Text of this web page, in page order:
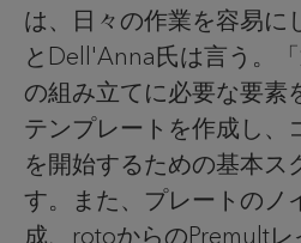
は、日々の作業を容易に
とDell'Anna氏は言う。
の組み立てに必要な要素
テンプレートを作成し、
を開始するための基本ス
す。また、プレートのノ
成、rotoからのPremultレ